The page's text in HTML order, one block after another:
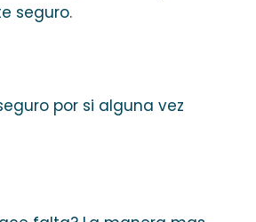
seguro.
por si alguna vez